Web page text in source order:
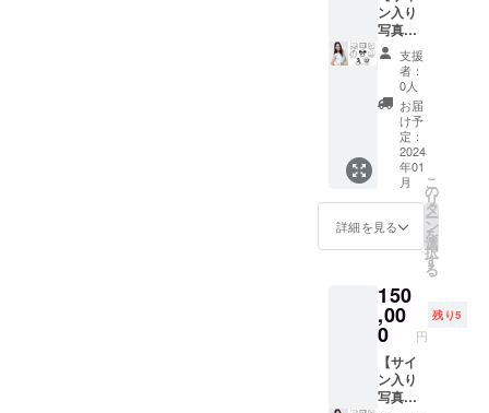
アドレ
スのお
間違い
がない
ようお
願い致
しま
す。
の生写
真１０
枚 ■お
渡し撮
影会
後日開
催され
るお渡
し撮影
会（60
分程
度）1回
開催に
頂き、
完成し
た写真
集をお
渡しい
たしま
す。
撮影現
場に参
加いた
だき、
作品の
できる
過程を
ご覧い
ただけ
ます。
また、
後日行
われる
お渡し
撮影会
程度）
とオン
ライン
デート
（60分
程度）
に参加
ス、
ツー
ショッ
ト写メ
撮影）
+お渡し
撮影会
（60分
程度）
+オンラ
イン
デート
（60分
程
度）】
100,000
円 お礼
の動画
を皆様
にメッ
セージ
にて
ン入り
写真集
＋生写
真10枚
＋お礼
の動画
＋撮影
衣装
（サイ
ン入り
写真付
き・水
着やラ
ンジェ
リー類
れませ
ん。）
＋私物
提供＋
撮影現
場見学
（プラ
支援
者：
0人
お届
け予
定：
2024
年01
月
詳細を見る
こ
の
リ
タ
ー
ン
を
選
択
す
る
150
,00
0 円
残り5
【サイ
ン入り
写真集